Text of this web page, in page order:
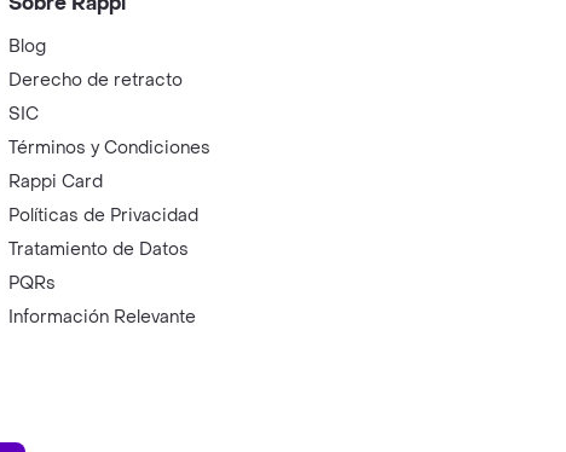
Blog
Derecho de retracto
SIC
Términos y Condiciones
Rappi Card
Políticas de Privacidad
Tratamiento de Datos
PQRs
Información Relevante